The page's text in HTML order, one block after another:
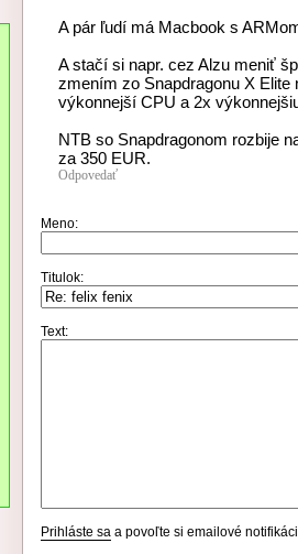
A pár ľudí má Macbook s
A stačí si napr. cez Alzu meniť
zmením zo Snapdragonu X
výkonnejší CPU a 2x
NTB so Snapdragonom rozbije
za 350 EUR.
Odpovedať
Meno:
Titulok:
Text:
Prihláste sa a povoľte si emailové